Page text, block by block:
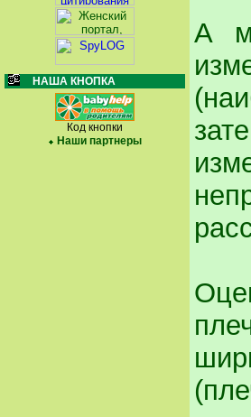
НАША КНОПКА
Код кнопки
Наши партнеры
А